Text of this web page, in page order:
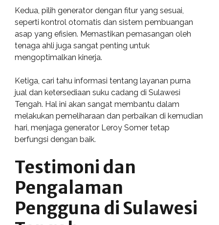
Kedua, pilih generator dengan fitur yang sesuai,
seperti kontrol otomatis dan sistem pembuangan
asap yang efisien. Memastikan pemasangan oleh
tenaga ahli juga sangat penting untuk
mengoptimalkan kinerja.
Ketiga, cari tahu informasi tentang layanan purna
jual dan ketersediaan suku cadang di Sulawesi
Tengah. Hal ini akan sangat membantu dalam
melakukan pemeliharaan dan perbaikan di kemudian
hari, menjaga generator Leroy Somer tetap
berfungsi dengan baik.
Testimoni dan
Pengalaman
Pengguna di Sulawesi